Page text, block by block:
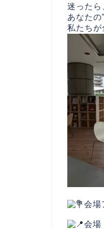
迷ったら
あなたの
私たちが
会場
会場